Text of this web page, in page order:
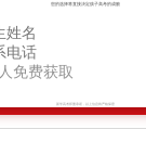
您的选择将直接决定孩子高考的成败
人免费获取
新学高考郑重承诺，以上信息将严格保密